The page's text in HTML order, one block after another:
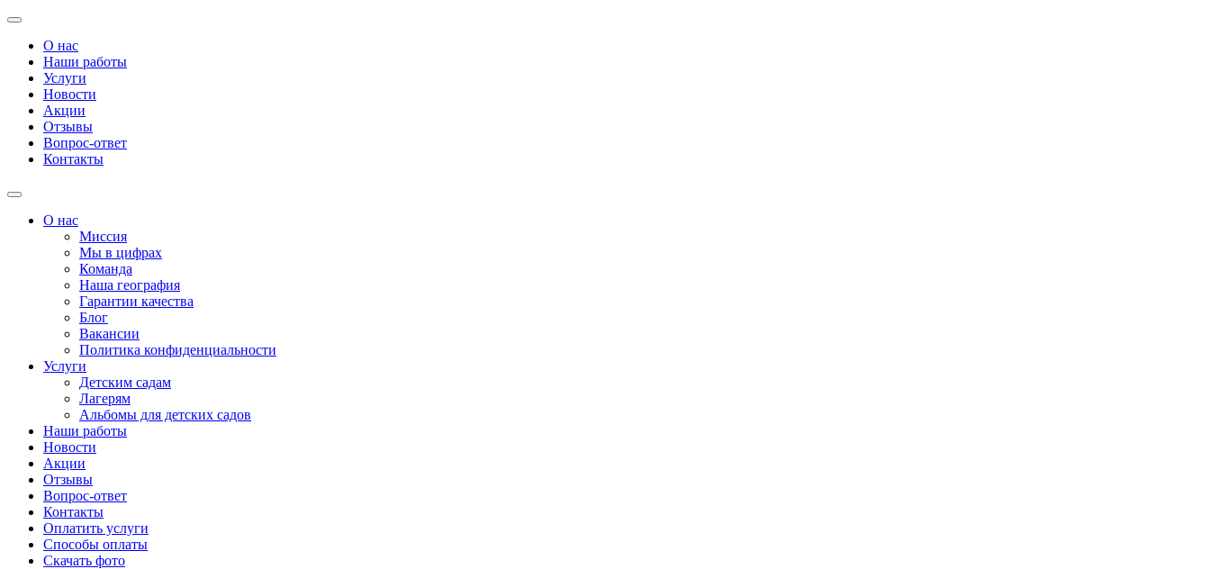
О нас
Наши работы
Услуги
Новости
Акции
Отзывы
Вопрос-ответ
Контакты
О нас
Миссия
Мы в цифрах
Команда
Наша география
Гарантии качества
Блог
Вакансии
Политика конфиденциальности
Услуги
Детским садам
Лагерям
Альбомы для детских садов
Наши работы
Новости
Акции
Отзывы
Вопрос-ответ
Контакты
Оплатить услуги
Способы оплаты
Скачать фото